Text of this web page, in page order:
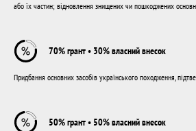
або їх частин; відновлення знищених чи пошкоджених
70% грант • 30% власний внесок
Придбання основних засобів українського походження,
50% грант • 50% власний внесок